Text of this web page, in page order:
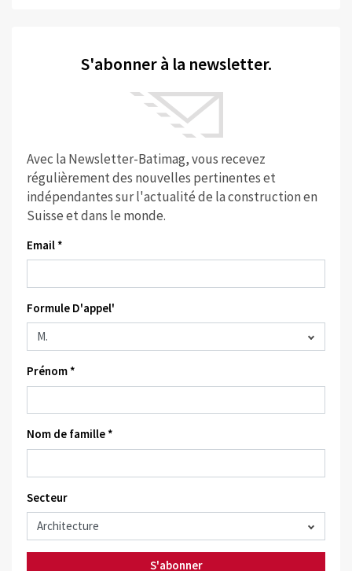
S'abonner à la newsletter.
Avec la Newsletter-Batimag, vous recevez
régulièrement des nouvelles pertinentes et
indépendantes sur l'actualité de la construction en
Suisse et dans le monde.
Email *
Formule D'appel'
Prénom *
Nom de famille *
Secteur
S'abonner